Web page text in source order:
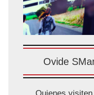
Ovide
Quienes visiten